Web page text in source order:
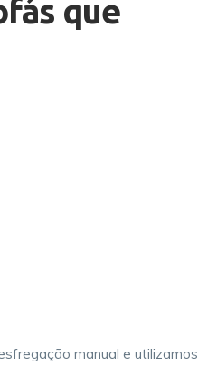
que
manual e utilizamos